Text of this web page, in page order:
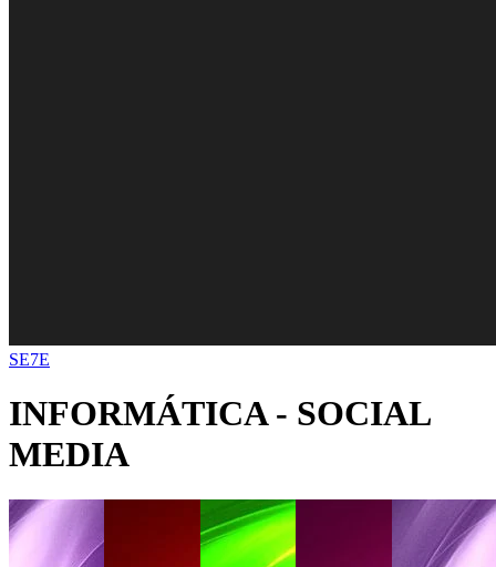
SE7E
INFORMÁTICA - SOCIAL
MEDIA